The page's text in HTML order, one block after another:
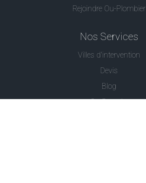
Rejoindre Ou-Plombier
Nos Services
Villes d'intervention
Devis
Blog
Ou Serrurier